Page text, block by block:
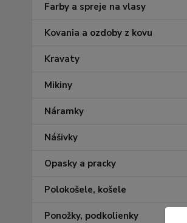
Farby a spreje na vlasy
Kovania a ozdoby z kovu
Kravaty
Mikiny
Náramky
Nášivky
Opasky a pracky
Polokošele, košele
Ponožky, podkolienky